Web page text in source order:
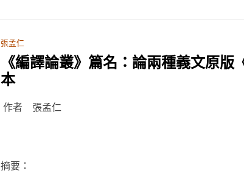
張孟仁
《編譯論叢》篇名：論兩種義文原版
本
作者 張孟仁
摘要：